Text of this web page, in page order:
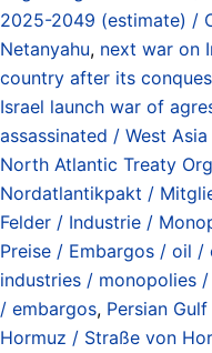
2025-2049 (estimate) /
Netanyahu, next war on
country after its
Israel launch war of
assassinated / West Asia
North Atlantic Treaty
Nordatlantikpakt /
Felder / Industrie /
Preise / Embargos / oil
industries / monopolies
/ embargos, Persian
Hormuz / Straße von